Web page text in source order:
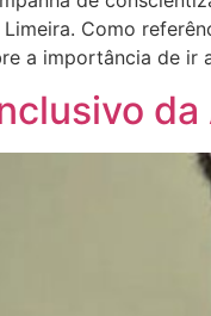
Limeira. Como
a importância de ir